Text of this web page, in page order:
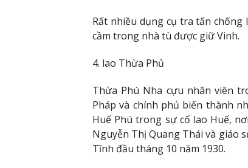
Rất nhiều dụng cụ tra tấn chống
cầm trong nhà tù được giữ Vinh.
4. lao Thừa Phủ
Thừa Phú Nha cựu nhân viên
Pháp và chính phủ biến thành
Huế Phú trong sự cố lao Huế,
Nguyễn Thị Quang Thái và giáo
Tĩnh đầu tháng 10 năm 1930.